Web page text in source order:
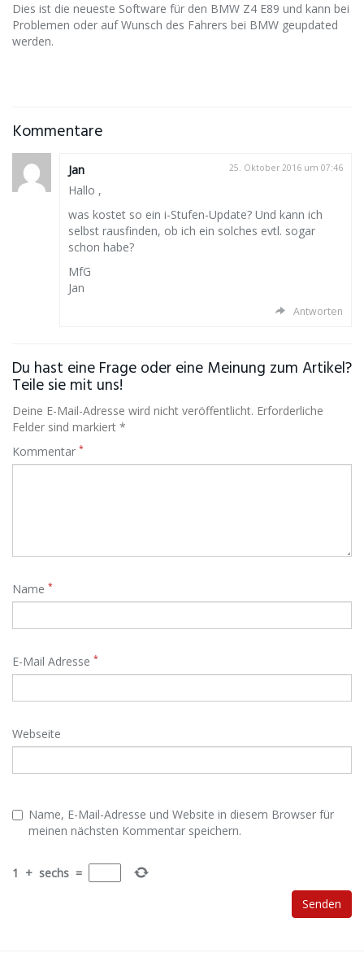
Dies ist die neueste Software für den BMW Z4 E89 und kann bei
Problemen oder auf Wunsch des Fahrers bei BMW geupdated
werden.
Kommentare
Jan 25. Oktober 2016 um 07:46
Hallo ,
was kostet so ein i-Stufen-Update? Und kann ich
selbst rausfinden, ob ich ein solches evtl. sogar
schon habe?
MfG
Jan
Antworten
Du hast eine Frage oder eine Meinung zum Artikel?
Teile sie mit uns!
Deine E-Mail-Adresse wird nicht veröffentlicht. Erforderliche
Felder sind markiert *
Kommentar *
Name *
E-Mail Adresse *
Webseite
Name, E-Mail-Adresse und Website in diesem Browser für
meinen nächsten Kommentar speichern.
1 + sechs =